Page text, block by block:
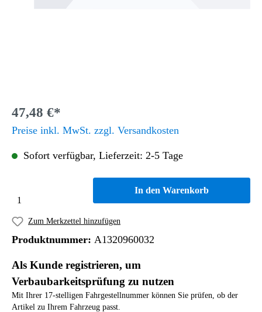
47,48 €*
Preise inkl. MwSt. zzgl. Versandkosten
Sofort verfügbar, Lieferzeit: 2-5 Tage
In den Warenkorb
Zum Merkzettel hinzufügen
Produktnummer: A1320960032
Als Kunde registrieren, um
Verbaubarkeitsprüfung zu nutzen
Mit Ihrer 17-stelligen Fahrgestellnummer können Sie prüfen, ob der
Artikel zu Ihrem Fahrzeug passt.